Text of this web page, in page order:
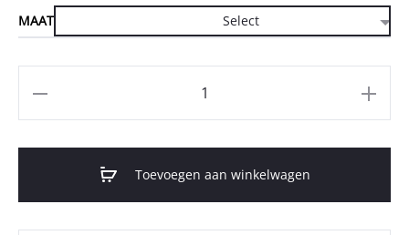
MAAT
Toevoegen aan winkelwagen